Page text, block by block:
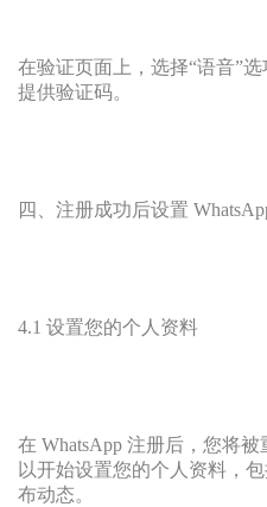
在验证页面上，选择“语音”
提供验证码。
四、注册成功后设置
4.1 设置您的个人资料
在 WhatsApp 注册后，您将
以开始设置您的个人资料，
布动态。